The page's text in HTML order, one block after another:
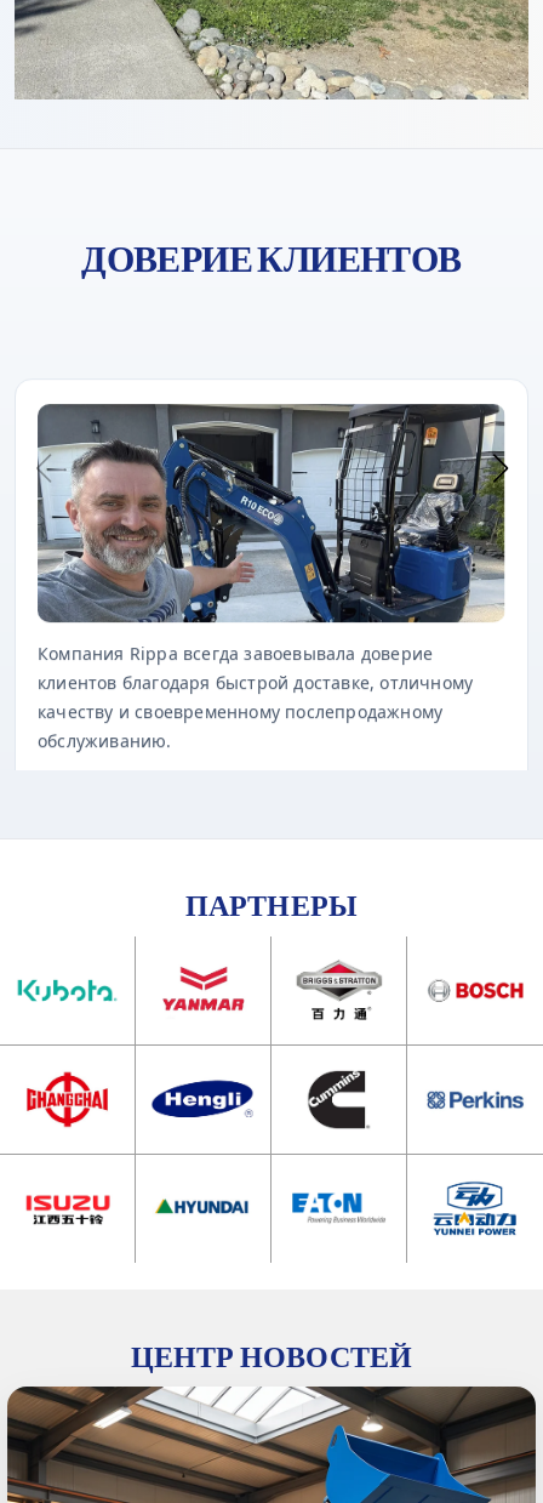
ДОВЕРИЕ КЛИЕНТОВ
Компания Rippa всегда завоевывала доверие
клиентов благодаря быстрой доставке, отличному
качеству и своевременному послепродажному
обслуживанию.
ПАРТНЕРЫ
ЦЕНТР НОВОСТЕЙ